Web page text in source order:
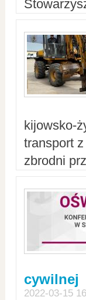
kijowsko-
transport
zbrodni
cywilnej
2022-03-15